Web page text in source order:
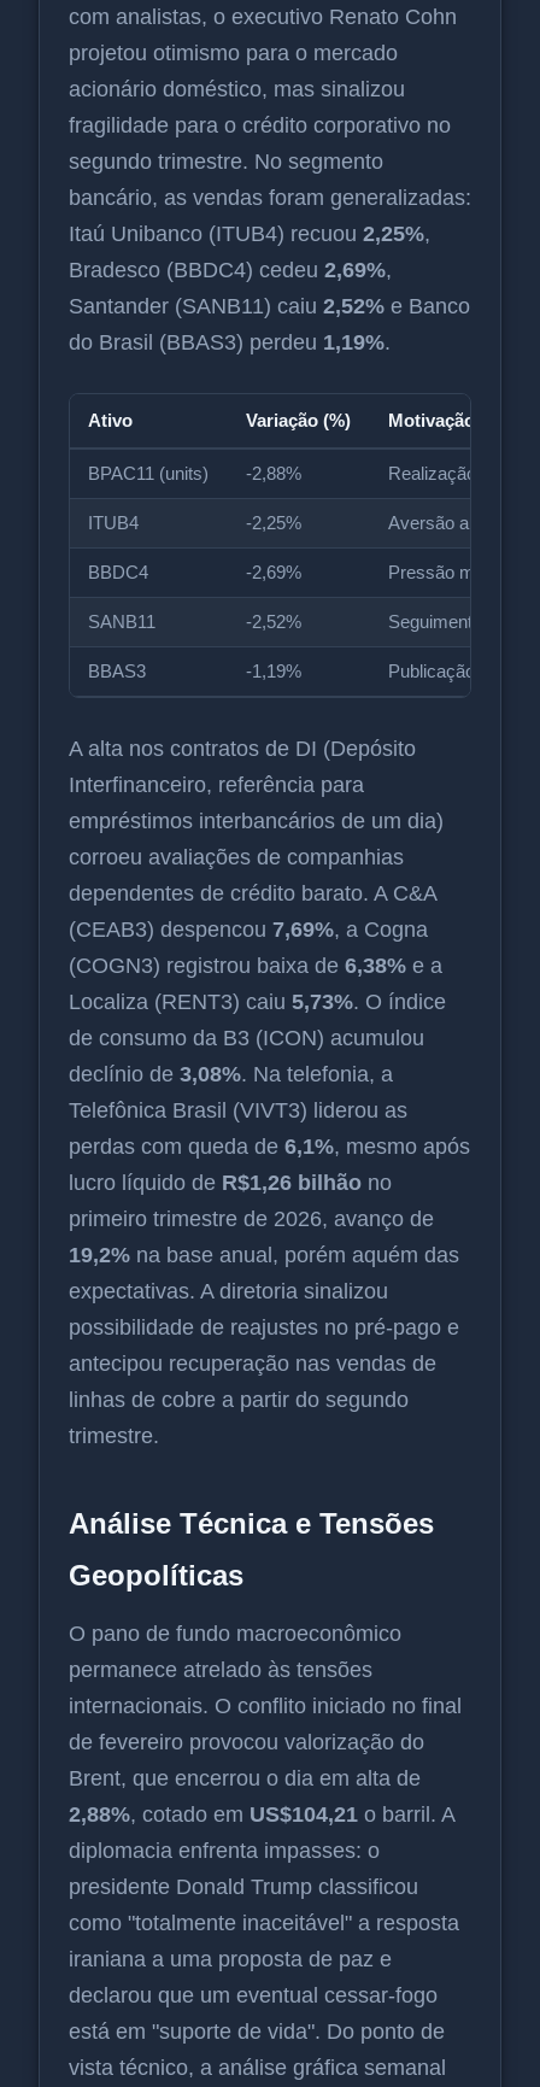
com analistas, o executivo Renato Cohn
projetou otimismo para o mercado
acionário doméstico, mas sinalizou
fragilidade para o crédito corporativo no
segundo trimestre. No segmento
bancário, as vendas foram generalizadas:
Itaú Unibanco (ITUB4) recuou 2,25%,
Bradesco (BBDC4) cedeu 2,69%,
Santander (SANB11) caiu 2,52% e Banco
do Brasil (BBAS3) perdeu 1,19%.
Ativo Variação (%) Motivação
BPAC11 (units) -2,88% Realização pós-
ITUB4 -2,25% Aversão a juros
BBDC4 -2,69% Pressão macro
SANB11 -2,52% Seguimento
BBAS3 -1,19% Publicação
A alta nos contratos de DI (Depósito
Interfinanceiro, referência para
empréstimos interbancários de um dia)
corroeu avaliações de companhias
dependentes de crédito barato. A C&A
(CEAB3) despencou 7,69%, a Cogna
(COGN3) registrou baixa de 6,38% e a
Localiza (RENT3) caiu 5,73%. O índice
de consumo da B3 (ICON) acumulou
declínio de 3,08%. Na telefonia, a
Telefônica Brasil (VIVT3) liderou as
perdas com queda de 6,1%, mesmo após
lucro líquido de R$1,26 bilhão no
primeiro trimestre de 2026, avanço de
19,2% na base anual, porém aquém das
expectativas. A diretoria sinalizou
possibilidade de reajustes no pré-pago e
antecipou recuperação nas vendas de
linhas de cobre a partir do segundo
trimestre.
Análise Técnica e Tensões
Geopolíticas
O pano de fundo macroeconômico
permanece atrelado às tensões
internacionais. O conflito iniciado no final
de fevereiro provocou valorização do
Brent, que encerrou o dia em alta de
2,88%, cotado em US$104,21 o barril. A
diplomacia enfrenta impasses: o
presidente Donald Trump classificou
como "totalmente inaceitável" a resposta
iraniana a uma proposta de paz e
declarou que um eventual cessar-fogo
está em "suporte de vida". Do ponto de
vista técnico, a análise gráfica semanal